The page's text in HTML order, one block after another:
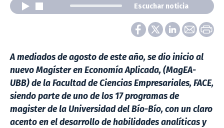
Escuchar noticia
A mediados de agosto de este año, se dio inicio al
nuevo Magíster en Economía Aplicada, (MagEA-
UBB) de la Facultad de Ciencias Empresariales, FACE,
siendo parte de uno de los 17 programas de
magister de la Universidad del Bío-Bío, con un claro
acento en el desarrollo de habilidades analíticas y